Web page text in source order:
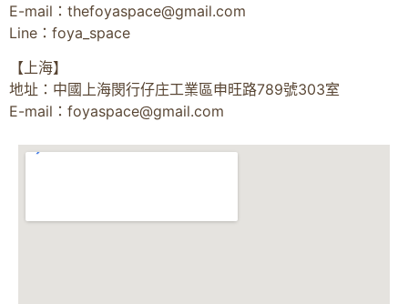
E-mail： thefoyaspace@gmail.com
Line：foya_space
【上海】
地址：中國上海閔行仔庄工業區申旺路789號303室
E-mail： foyaspace@gmail.com